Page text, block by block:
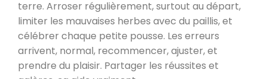
terre. Arroser régulièrement, surtout au départ,
limiter les mauvaises herbes avec du paillis, et
célébrer chaque petite pousse. Les erreurs
arrivent, normal, recommencer, ajuster, et
prendre du plaisir. Partager les réussites et